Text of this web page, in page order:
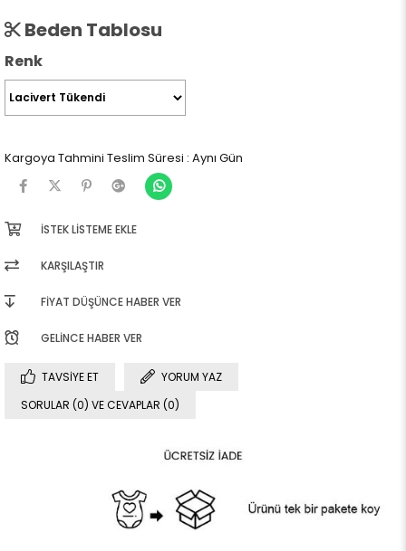
Beden Tablosu
Renk
Kargoya Tahmini Teslim Süresi : Aynı Gün
İSTEK LISTEME EKLE
KARŞILAŞTIR
FIYAT DÜŞÜNCE HABER VER
GELINCE HABER VER
TAVSIYE ET
YORUM YAZ
SORULAR (0) VE CEVAPLAR (0)